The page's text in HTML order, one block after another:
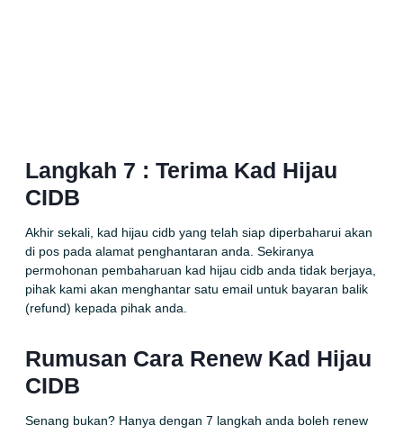
Langkah 7 : Terima Kad Hijau
CIDB
Akhir sekali, kad hijau cidb yang telah siap diperbaharui akan
di pos pada alamat penghantaran anda. Sekiranya
permohonan pembaharuan kad hijau cidb anda tidak berjaya,
pihak kami akan menghantar satu email untuk bayaran balik
(refund) kepada pihak anda.
Rumusan Cara Renew Kad Hijau
CIDB
Senang bukan? Hanya dengan 7 langkah anda boleh renew